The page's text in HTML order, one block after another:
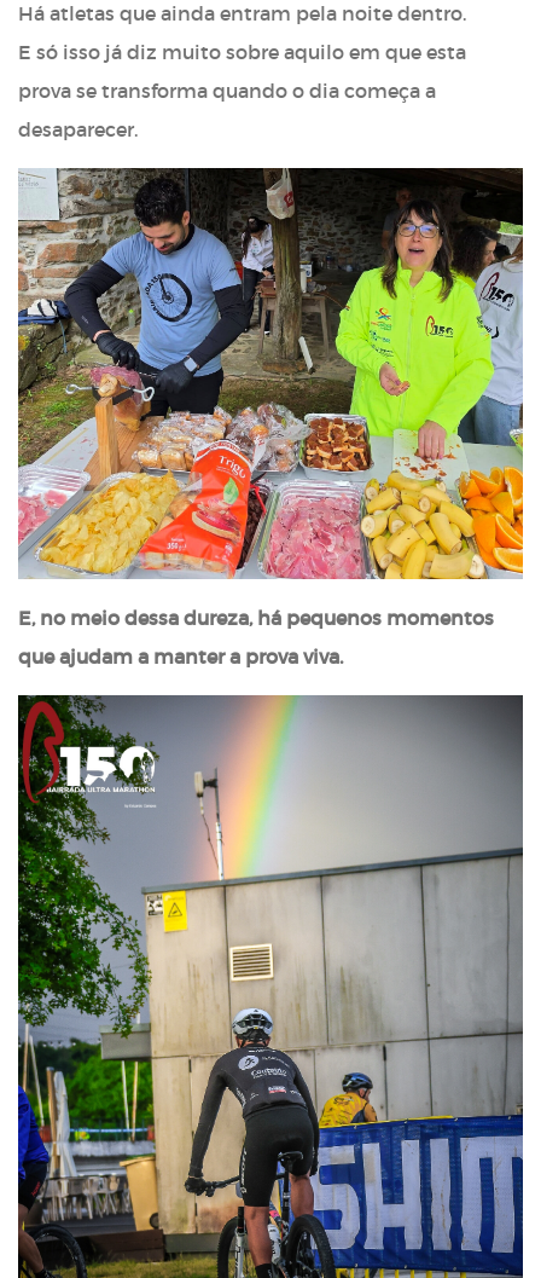
Há atletas que ainda entram pela noite dentro.
E só isso já diz muito sobre aquilo em que esta
prova se transforma quando o dia começa a
desaparecer.
E, no meio dessa dureza, há pequenos momentos
que ajudam a manter a prova viva.